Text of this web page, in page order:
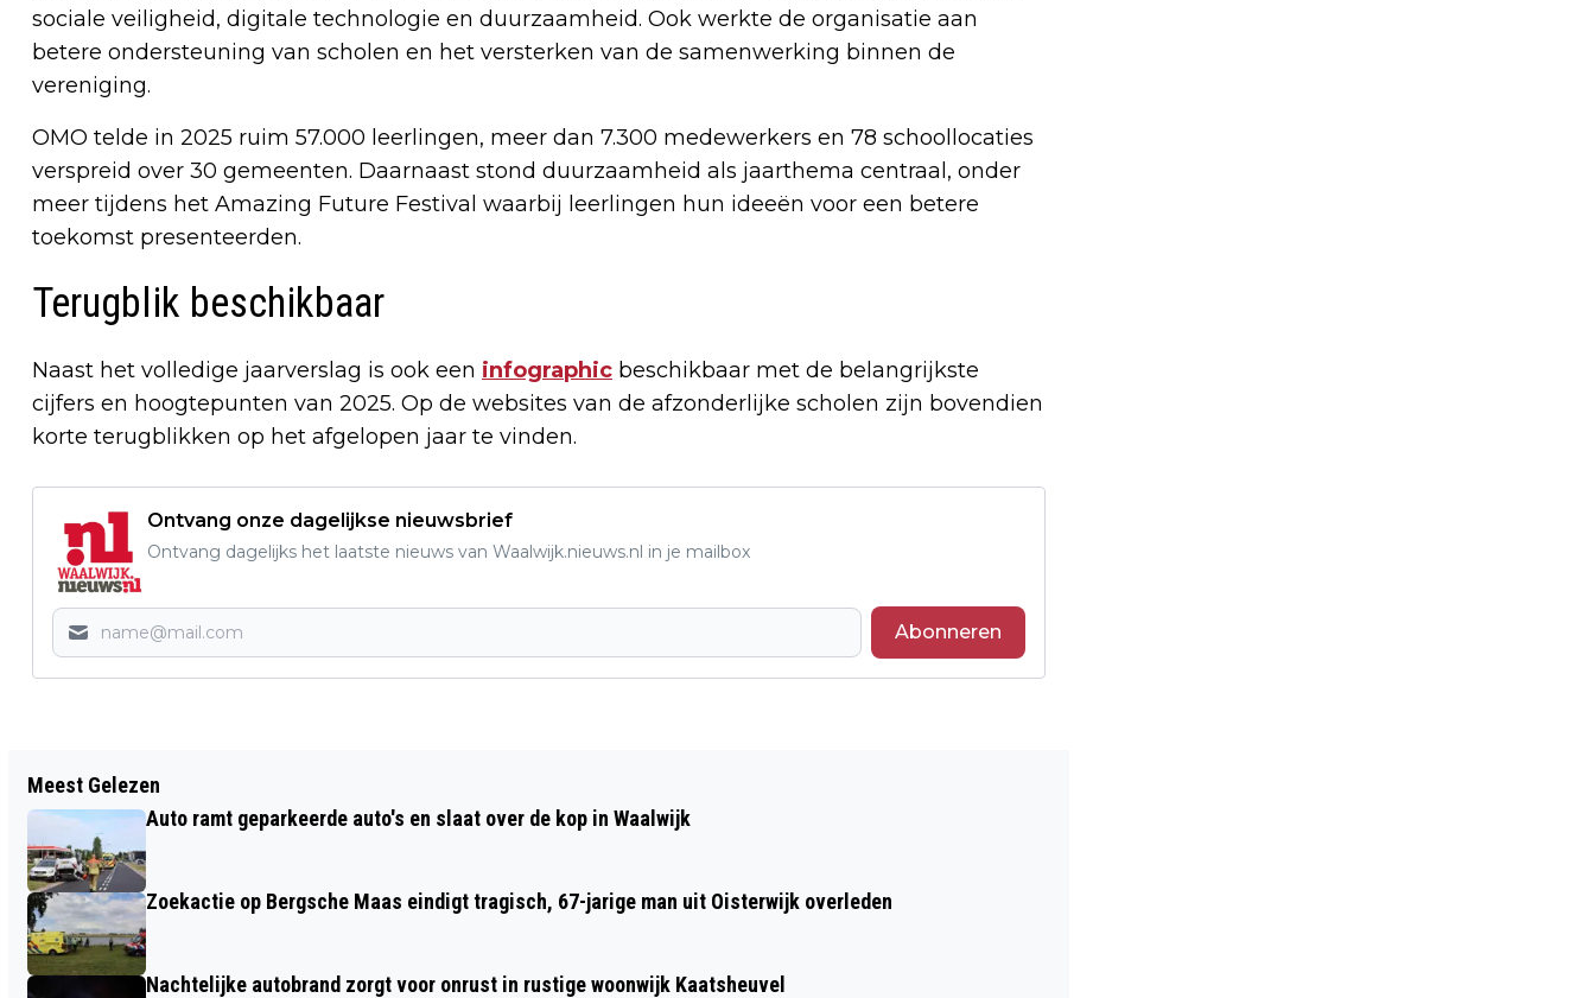
sociale veiligheid, digitale technologie en duurzaamheid. Ook werkte de organisatie aan
betere ondersteuning van scholen en het versterken van de samenwerking binnen de
vereniging.
OMO telde in 2025 ruim 57.000 leerlingen, meer dan 7.300 medewerkers en 78 schoollocaties
verspreid over 30 gemeenten. Daarnaast stond duurzaamheid als jaarthema centraal, onder
meer tijdens het Amazing Future Festival waarbij leerlingen hun ideeën voor een betere
toekomst presenteerden.
Terugblik beschikbaar
Naast het volledige jaarverslag is ook een infographic beschikbaar met de belangrijkste
cijfers en hoogtepunten van 2025. Op de websites van de afzonderlijke scholen zijn bovendien
korte terugblikken op het afgelopen jaar te vinden.
Ontvang onze dagelijkse nieuwsbrief
Ontvang dagelijks het laatste nieuws van Waalwijk.nieuws.nl in je mailbox
Abonneren
VROUW RAAKT ZWAARGEWOND NA
ONWELWORDING OP FIETS IN DRUNEN
BRENGT MUZIEK, GEZELLIGHEID EN
Meest Gelezen
Auto ramt geparkeerde auto's en slaat over de kop in Waalwijk
Zoekactie op Bergsche Maas eindigt tragisch, 67-jarige man uit Oisterwijk overleden
Nachtelijke autobrand zorgt voor onrust in rustige woonwijk Kaatsheuvel